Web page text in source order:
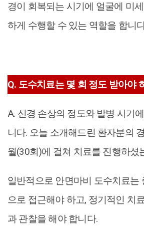
경이 회복되는 시기에 얼굴에 미
하게 수행할 수 있는 역할을 합니
Q. 도수치료는 몇 회 정도 받아야
A. 신경 손상의 정도와 발병 시기
니다. 오늘 소개해드린 환자분의
월(30회)에 걸쳐 치료를 진행하셨
일반적으로 안면마비 도수치료는
으로 접근해야 하고, 정기적인 치
과 관찰을 해야 합니다.